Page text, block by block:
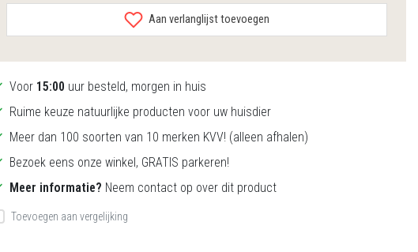
Aan verlanglijst toevoegen
Voor 15:00 uur besteld, morgen in huis
Ruime keuze natuurlijke producten voor uw huisdier
Meer dan 100 soorten van 10 merken KVV! (alleen afhalen)
Bezoek eens onze winkel, GRATIS parkeren!
Meer informatie? Neem contact op over dit product
Toevoegen aan vergelijking